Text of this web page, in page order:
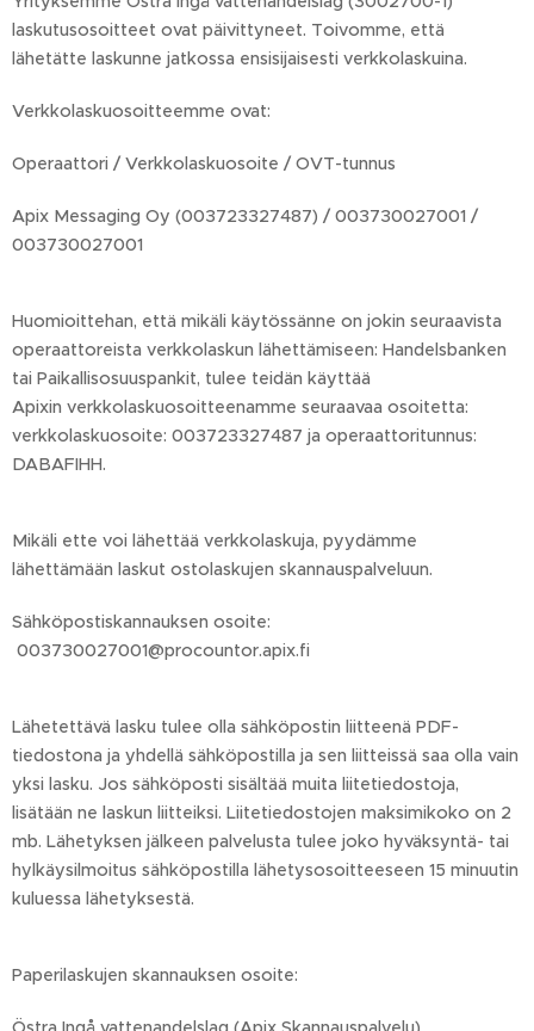
laskutusosoitteet ovat päivittyneet. Toivomme, että
lähetätte laskunne jatkossa ensisijaisesti verkkolaskuina.
Verkkolaskuosoitteemme ovat:
Operaattori / Verkkolaskuosoite / OVT-tunnus
Apix Messaging Oy (003723327487) / 003730027001 /
003730027001
Huomioittehan, että mikäli käytössänne on jokin seuraavista
operaattoreista verkkolaskun lähettämiseen: Handelsbanken
tai Paikallisosuuspankit, tulee teidän käyttää
Apixin verkkolaskuosoitteenamme seuraavaa osoitetta:
verkkolaskuosoite: 003723327487 ja operaattoritunnus:
DABAFIHH.
Mikäli ette voi lähettää verkkolaskuja, pyydämme
lähettämään laskut ostolaskujen skannauspalveluun.
Sähköpostiskannauksen osoite:
003730027001@procountor.apix.fi
Lähetettävä lasku tulee olla sähköpostin liitteenä PDF-
tiedostona ja yhdellä sähköpostilla ja sen liitteissä saa olla vain
yksi lasku. Jos sähköposti sisältää muita liitetiedostoja,
lisätään ne laskun liitteiksi. Liitetiedostojen maksimikoko on 2
mb. Lähetyksen jälkeen palvelusta tulee joko hyväksyntä- tai
hylkäysilmoitus sähköpostilla lähetysosoitteeseen 15 minuutin
kuluessa lähetyksestä.
Paperilaskujen skannauksen osoite: